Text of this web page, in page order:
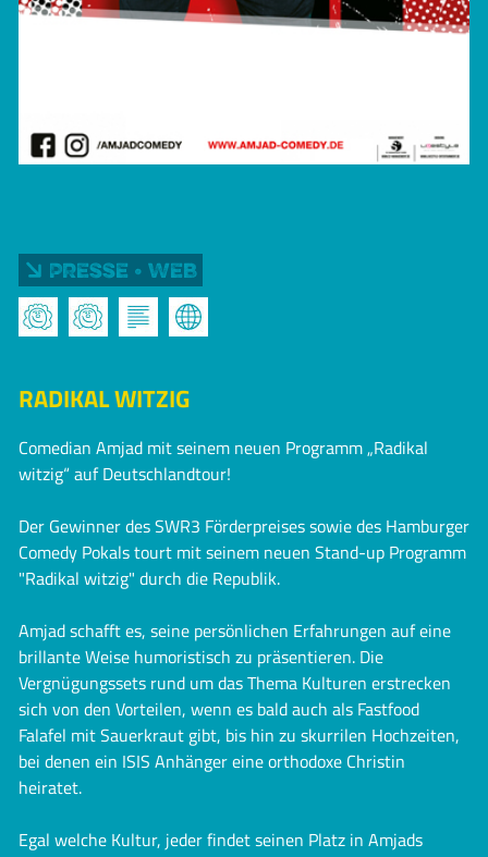
Presse • Web
RADIKAL WITZIG
Comedian Amjad mit seinem neuen Programm „Radikal
witzig“ auf Deutschlandtour!
Der Gewinner des SWR3 Förderpreises sowie des Hamburger
Comedy Pokals tourt mit seinem neuen Stand-up Programm
"Radikal witzig" durch die Republik.
Amjad schafft es, seine persönlichen Erfahrungen auf eine
brillante Weise humoristisch zu präsentieren. Die
Vergnügungssets rund um das Thema Kulturen erstrecken
sich von den Vorteilen, wenn es bald auch als Fastfood
Falafel mit Sauerkraut gibt, bis hin zu skurrilen Hochzeiten,
bei denen ein ISIS Anhänger eine orthodoxe Christin
heiratet.
Egal welche Kultur, jeder findet seinen Platz in Amjads